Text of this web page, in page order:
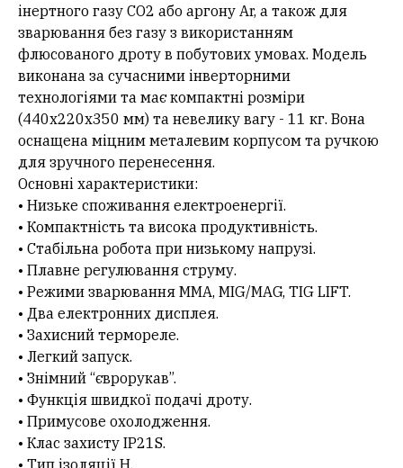
інертного газу CO2 або аргону Ar, а також для
зварювання без газу з використанням
флюсованого дроту в побутових умовах. Модель
виконана за сучасними інверторними
технологіями та має компактні розміри
(440х220х350 мм) та невелику вагу - 11 кг. Вона
оснащена міцним металевим корпусом та ручкою
для зручного перенесення.
Основні характеристики:
• Низьке споживання електроенергії.
• Компактність та висока продуктивність.
• Стабільна робота при низькому напрузі.
• Плавне регулювання струму.
• Режими зварювання MMA, MIG/MAG, TIG LIFT.
• Два електронних дисплея.
• Захисний термореле.
• Легкий запуск.
• Знімний “єврорукав”.
• Функція швидкої подачі дроту.
• Примусове охолодження.
• Клас захисту IP21S.